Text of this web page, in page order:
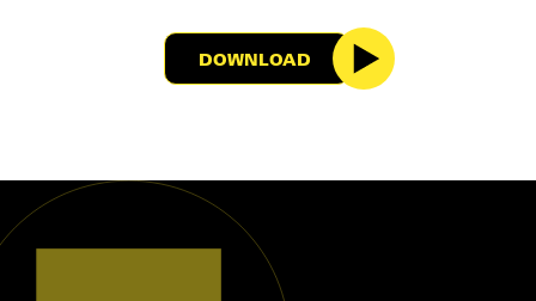
DOWNLOAD